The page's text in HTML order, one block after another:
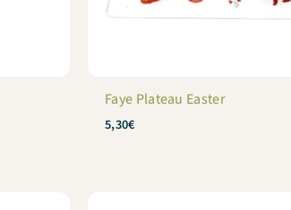
Faye Plateau Easter
5,30€
"Code promo" de